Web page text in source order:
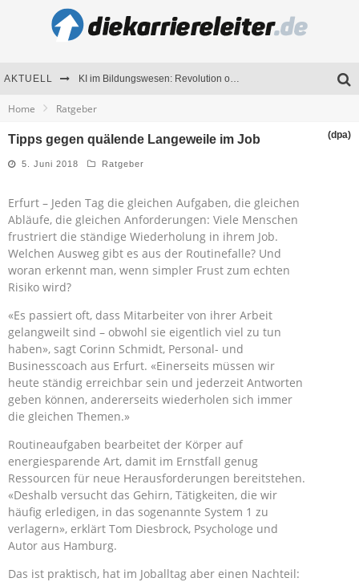
AKTUELL KI im Bildungswesen: Revolution oder Risiko für Schulen und Universitäten?
Seminare als Motivationsmotor – Wie Weiterbildung Mitarbeiter nachhaltig begeistert
Home Ratgeber
Tipps gegen quälende Langeweile im Job (dpa)
5. Juni 2018 Ratgeber
Erfurt – Jeden Tag die gleichen Aufgaben, die gleichen
Abläufe, die gleichen Anforderungen: Viele Menschen
frustriert die ständige Wiederholung in ihrem Job.
Welchen Ausweg gibt es aus der Routinefalle? Und
woran erkennt man, wenn simpler Frust zum echten
Risiko wird?
«Es passiert oft, dass Mitarbeiter von ihrer Arbeit
gelangweilt sind – obwohl sie eigentlich viel zu tun
haben», sagt Corinn Schmidt, Personal- und
Businesscoach aus Erfurt. «Einerseits müssen wir
heute ständig erreichbar sein und jederzeit Antworten
geben können, andererseits wiederholen sich immer
die gleichen Themen.»
Routineaufgaben bearbeitet der Körper auf
energiesparende Art, damit im Ernstfall genug
Ressourcen für neue Herausforderungen bereitstehen.
«Deshalb versucht das Gehirn, Tätigkeiten, die wir
häufig erledigen, in das sogenannte System 1 zu
verlagern», erklärt Tom Diesbrock, Psychologe und
Autor aus Hamburg.
Das ist praktisch, hat im Joballtag aber einen Nachteil: